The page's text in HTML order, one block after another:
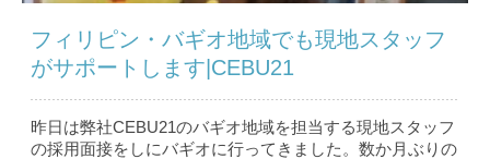
フィリピン・バギオ地域でも現地スタッフ
がサポートします|CEBU21
昨日は弊社CEBU21のバギオ地域を担当する現地スタッフ
の採用面接をしにバギオに行ってきました。数か月ぶりの